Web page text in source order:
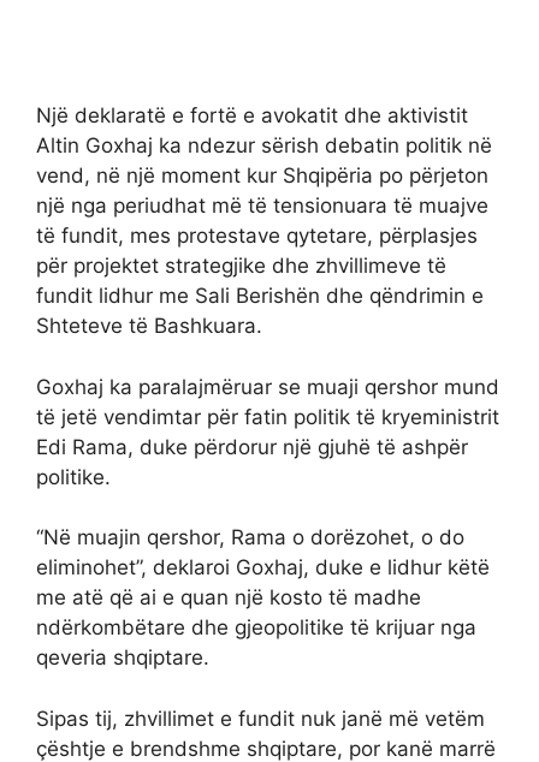
Një deklaratë e fortë e avokatit dhe aktivistit
Altin Goxhaj ka ndezur sërish debatin politik në
vend, në një moment kur Shqipëria po përjeton
një nga periudhat më të tensionuara të muajve
të fundit, mes protestave qytetare, përplasjes
për projektet strategjike dhe zhvillimeve të
fundit lidhur me Sali Berishën dhe qëndrimin e
Shteteve të Bashkuara.
Goxhaj ka paralajmëruar se muaji qershor mund
të jetë vendimtar për fatin politik të kryeministrit
Edi Rama, duke përdorur një gjuhë të ashpër
politike.
“Në muajin qershor, Rama o dorëzohet, o do
eliminohet”, deklaroi Goxhaj, duke e lidhur këtë
me atë që ai e quan një kosto të madhe
ndërkombëtare dhe gjeopolitike të krijuar nga
qeveria shqiptare.
Sipas tij, zhvillimet e fundit nuk janë më vetëm
çështje e brendshme shqiptare, por kanë marrë